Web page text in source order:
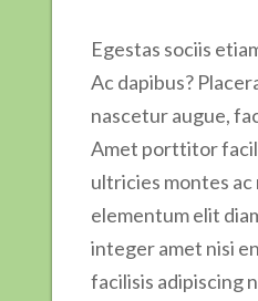
Egestas sociis
Ac dapibus?
nascetur augue,
Amet porttitor
ultricies montes ac
elementum elit
integer amet nisi
facilisis adipiscing